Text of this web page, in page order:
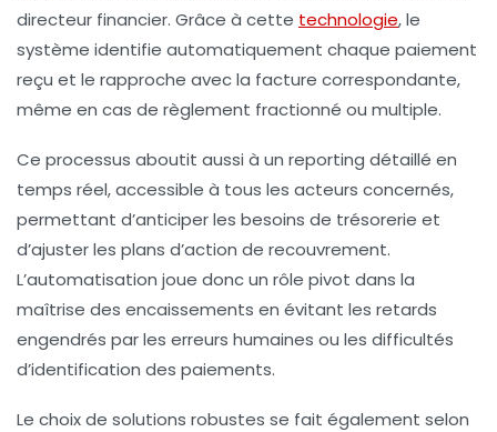
directeur financier. Grâce à cette technologie, le
système identifie automatiquement chaque paiement
reçu et le rapproche avec la facture correspondante,
même en cas de règlement fractionné ou multiple.
Ce processus aboutit aussi à un reporting détaillé en
temps réel, accessible à tous les acteurs concernés,
permettant d’anticiper les besoins de trésorerie et
d’ajuster les plans d’action de recouvrement.
L’automatisation joue donc un rôle pivot dans la
maîtrise des encaissements en évitant les retards
engendrés par les erreurs humaines ou les difficultés
d’identification des paiements.
Le choix de solutions robustes se fait également selon